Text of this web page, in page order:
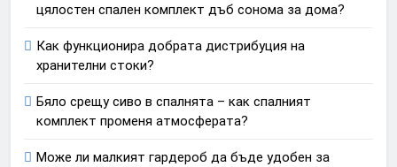
цялостен спален комплект дъб сонома за дома?
Как функционира добрата дистрибуция на
хранителни стоки?
Бяло срещу сиво в спалнята – как спалният
комплект променя атмосферата?
Може ли малкият гардероб да бъде удобен за